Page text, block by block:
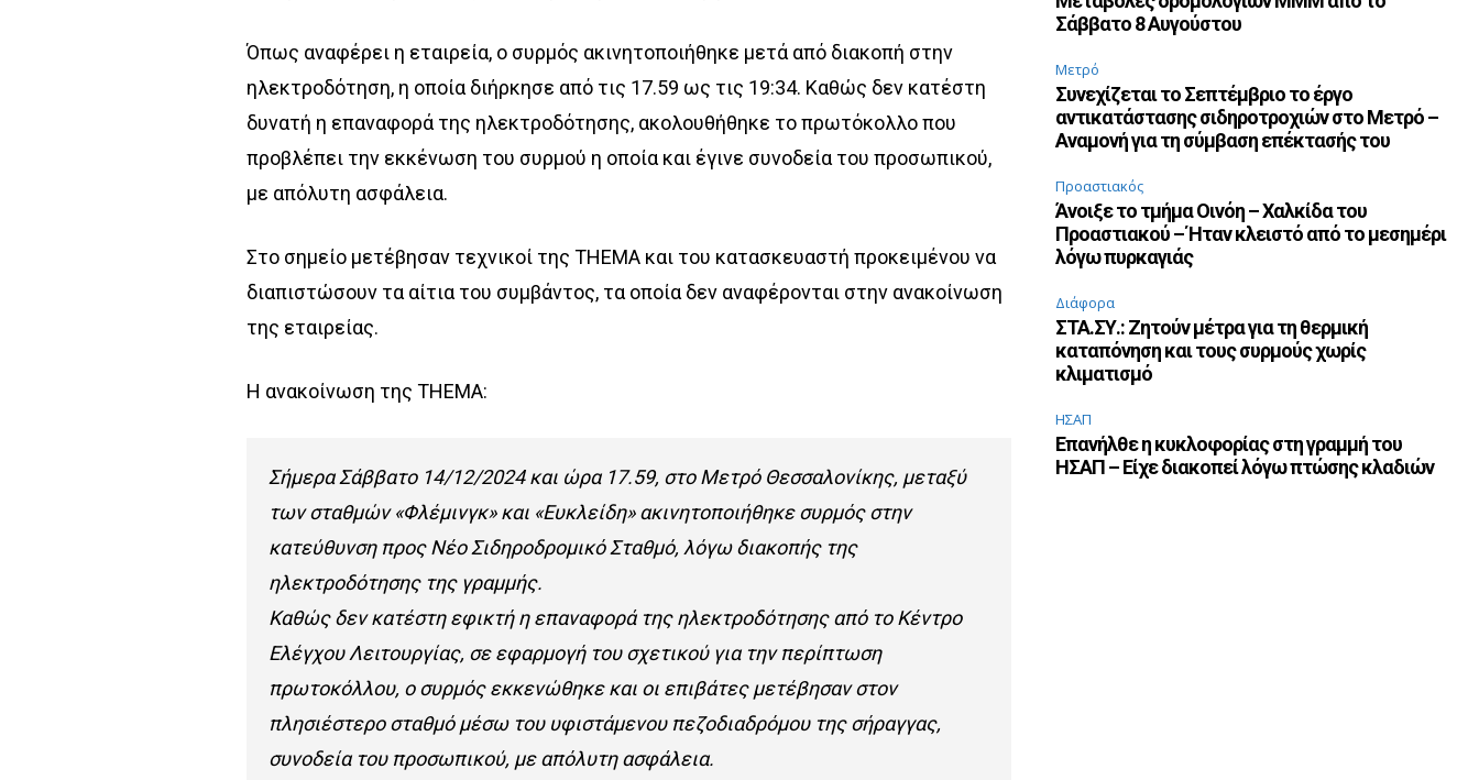
Όπως αναφέρει η εταιρεία, ο συρμός ακινητοποιήθηκε μετά από διακοπή στην
ηλεκτροδότηση, η οποία διήρκησε από τις 17.59 ως τις 19:34. Καθώς δεν κατέστη
δυνατή η επαναφορά της ηλεκτροδότησης, ακολουθήθηκε το πρωτόκολλο που
προβλέπει την εκκένωση του συρμού η οποία και έγινε συνοδεία του προσωπικού,
με απόλυτη ασφάλεια.
Στο σημείο μετέβησαν τεχνικοί της ΤΗΕΜΑ και του κατασκευαστή προκειμένου να
διαπιστώσουν τα αίτια του συμβάντος, τα οποία δεν αναφέρονται στην ανακοίνωση
της εταιρείας.
Η ανακοίνωση της THEMA:
Σήμερα Σάββατο 14/12/2024 και ώρα 17.59, στο Μετρό Θεσσαλονίκης, μεταξύ
των σταθμών «Φλέμινγκ» και «Ευκλείδη» ακινητοποιήθηκε συρμός στην
κατεύθυνση προς Νέο Σιδηροδρομικό Σταθμό, λόγω διακοπής της
ηλεκτροδότησης της γραμμής.
Καθώς δεν κατέστη εφικτή η επαναφορά της ηλεκτροδότησης από το Κέντρο
Ελέγχου Λειτουργίας, σε εφαρμογή του σχετικού για την περίπτωση
πρωτοκόλλου, ο συρμός εκκενώθηκε και οι επιβάτες μετέβησαν στον
πλησιέστερο σταθμό μέσω του υφιστάμενου πεζοδιαδρόμου της σήραγγας,
συνοδεία του προσωπικού, με απόλυτη ασφάλεια.
Σάββατο 8 Αυγούστου
Μετρό
Συνεχίζεται το Σεπτέμβριο το έργο
αντικατάστασης σιδηροτροχιών στο Μετρό –
Αναμονή για τη σύμβαση επέκτασής του
Προαστιακός
Άνοιξε το τμήμα Οινόη – Χαλκίδα του
Προαστιακού – Ήταν κλειστό από το μεσημέρι
λόγω πυρκαγιάς
Διάφορα
ΣΤΑ.ΣΥ.: Ζητούν μέτρα για τη θερμική
καταπόνηση και τους συρμούς χωρίς
κλιματισμό
ΗΣΑΠ
Επανήλθε η κυκλοφορίας στη γραμμή του
ΗΣΑΠ – Είχε διακοπεί λόγω πτώσης κλαδιών